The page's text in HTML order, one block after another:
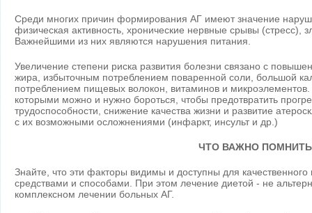
Среди многих причин формирования АГ имеют значение
физическая активность, хронические нервные срывы (стресс),
Важнейшими из них являются нарушения питания.
Увеличение степени риска развития болезни связано с
жира, избыточным потреблением поваренной соли, большой
потреблением пищевых волокон, витаминов и
которыми можно и нужно бороться, чтобы предотвратить
трудоспособности, снижение качества жизни и развитие
с их возможными осложнениями (инфаркт, инсульт и др.)
ЧТО ВАЖНО ПОМНИТЬ
Знайте, что эти факторы видимы и доступны для
средствами и способами. При этом лечение диетой - не
комплексном лечении больных АГ.